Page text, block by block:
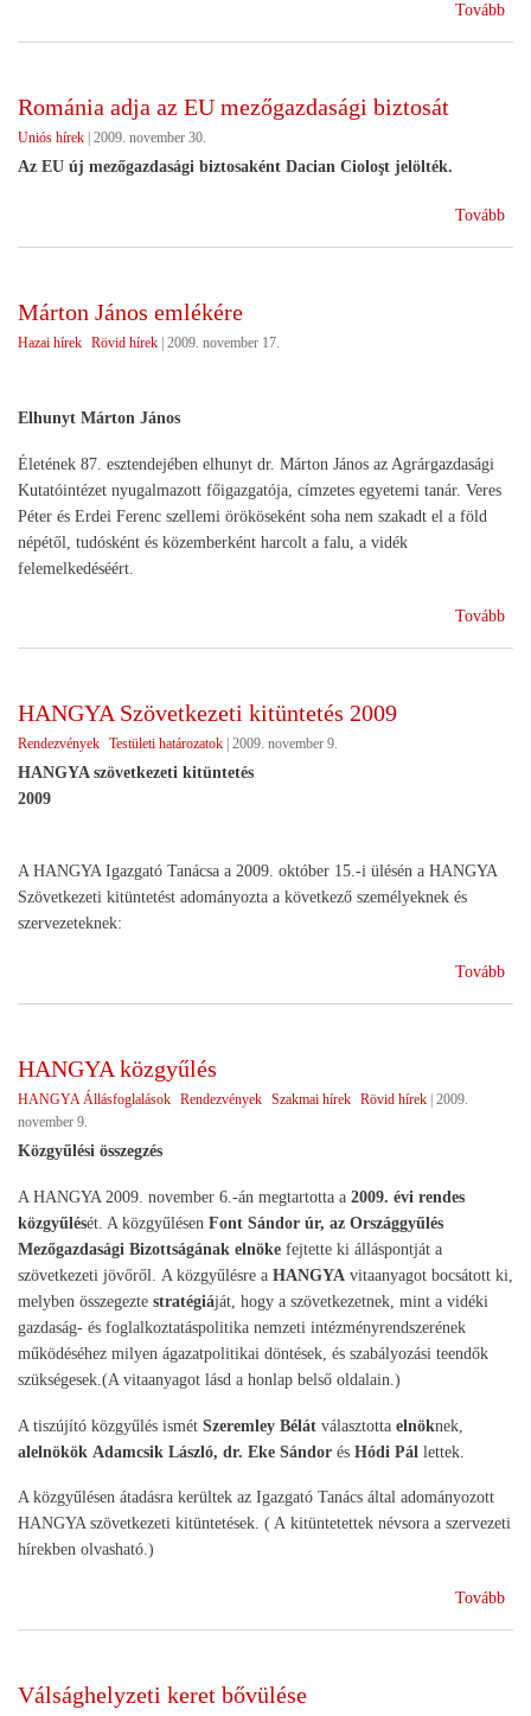
Tovább
Románia adja az EU mezőgazdasági biztosát
Uniós hírek 2009. november 30.
Az EU új mezőgazdasági biztosaként Dacian Cioloşt jelölték.
Tovább
Márton János emlékére
Hazai hírek Rövid hírek 2009. november 17.
Elhunyt Márton János
Életének 87. esztendejében elhunyt dr. Márton János az Agrárgazdasági
Kutatóintézet nyugalmazott főigazgatója, címzetes egyetemi tanár. Veres
Péter és Erdei Ferenc szellemi örököseként soha nem szakadt el a föld
népétől, tudósként és közemberként harcolt a falu, a vidék
felemelkedéséért.
Tovább
HANGYA Szövetkezeti kitüntetés 2009
Rendezvények Testületi határozatok 2009. november 9.
HANGYA szövetkezeti kitüntetés
2009
A HANGYA Igazgató Tanácsa a 2009. október 15.-i ülésén a HANGYA
Szövetkezeti kitüntetést adományozta a következő személyeknek és
szervezeteknek:
Tovább
HANGYA közgyűlés
HANGYA Állásfoglalások Rendezvények Szakmai hírek Rövid hírek 2009.
november 9.
Közgyűlési összegzés
A HANGYA 2009. november 6.-án megtartotta a 2009. évi rendes
közgyűlését. A közgyűlésen Font Sándor úr, az Országgyűlés
Mezőgazdasági Bizottságának elnöke fejtette ki álláspontját a
szövetkezeti jövőről. A közgyűlésre a HANGYA vitaanyagot bocsátott ki,
melyben összegezte stratégiáját, hogy a szövetkezetnek, mint a vidéki
gazdaság- és foglalkoztatáspolitika nemzeti intézményrendszerének
működéséhez milyen ágazatpolitikai döntések, és szabályozási teendők
szükségesek.(A vitaanyagot lásd a honlap belső oldalain.)
A tiszújító közgyűlés ismét Szeremley Bélát választotta elnöknek,
alelnökök Adamcsik László, dr. Eke Sándor és Hódi Pál lettek.
A közgyűlésen átadásra kerültek az Igazgató Tanács által adományozott
HANGYA szövetkezeti kitüntetések. ( A kitüntetettek névsora a szervezeti
hírekben olvasható.)
Tovább
Válsághelyzeti keret bővülése